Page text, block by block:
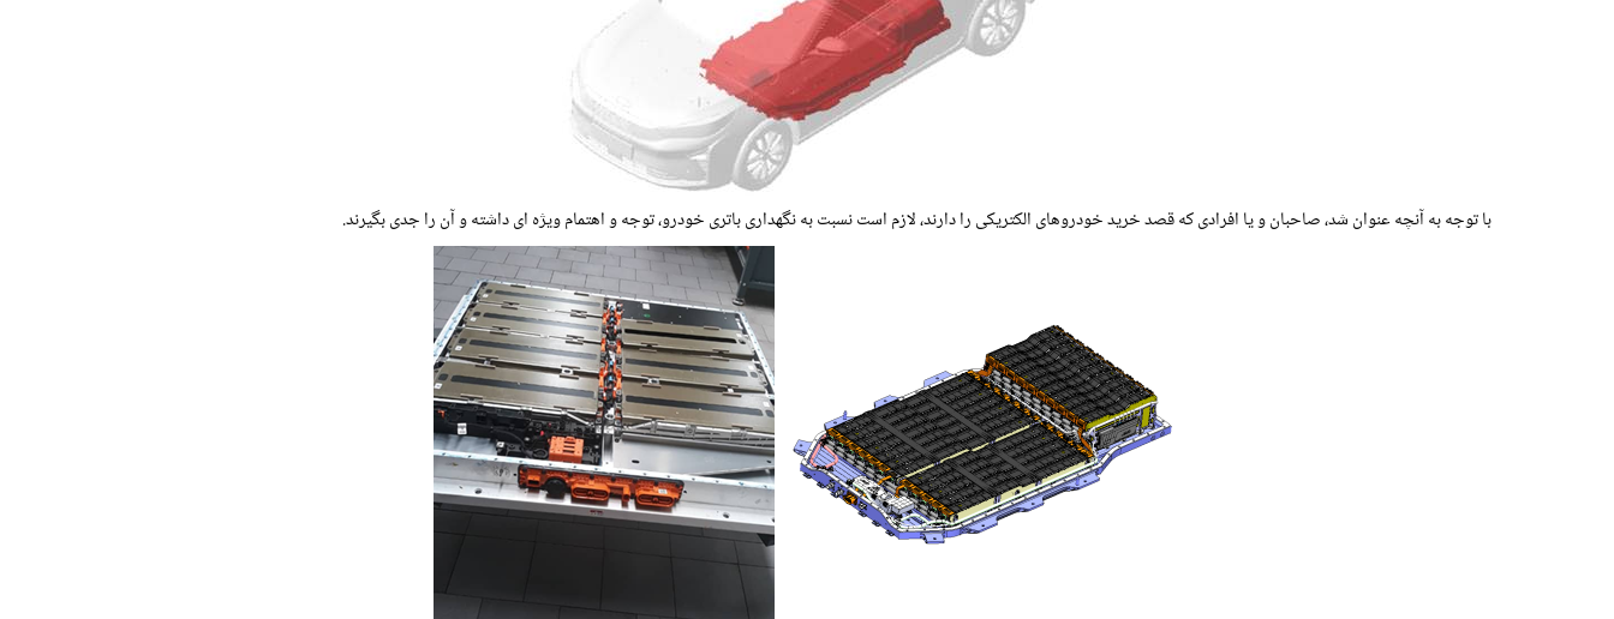
با توجه به آنچه عنوان شد، صاحبان و یا افرادی که قصد خرید خودروهای الکتریکی را دارند، لازم است نسبت به نگهداری باتری خودرو، توجه و اهتمام ویژه ای داشته و آن را جدی بگیرند.